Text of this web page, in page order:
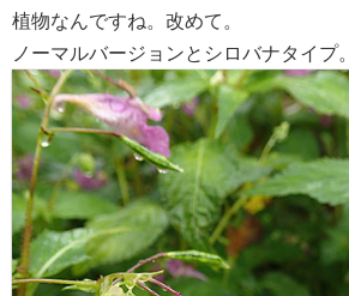
植物なんですね。改めて。
ノーマルバージョンとシロバナタイプ。